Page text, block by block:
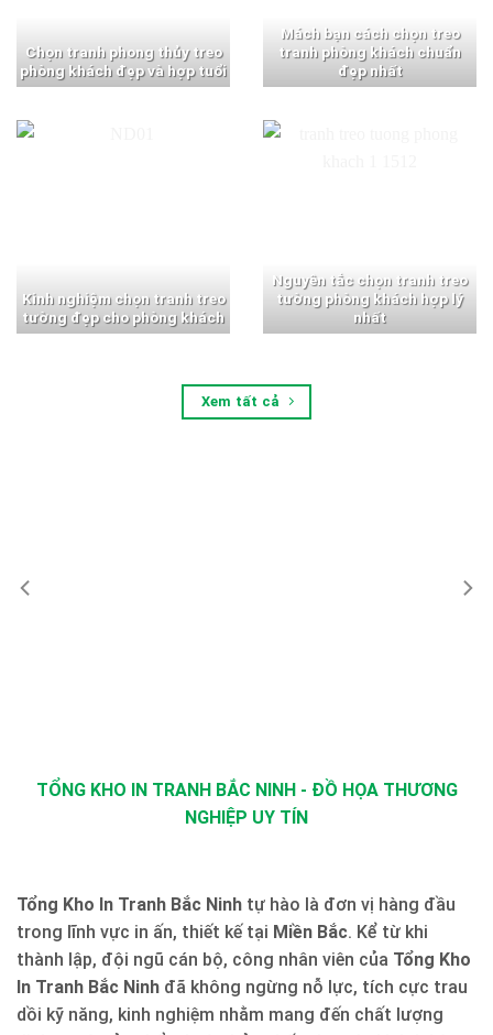
Chọn tranh phong thủy treo
phòng khách đẹp và hợp tuổi
Mách bạn cách chọn treo
tranh phòng khách chuẩn
đẹp nhất
Kinh nghiệm chọn tranh treo
tường đẹp cho phòng khách
Nguyên tắc chọn tranh treo
tường phòng khách hợp lý
nhất
Xem tất cả
TỔNG KHO IN TRANH BẮC NINH - ĐỒ HỌA THƯƠNG
NGHIỆP UY TÍN
Tổng Kho In Tranh Bắc Ninh tự hào là đơn vị hàng đầu
trong lĩnh vực in ấn, thiết kế tại Miền Bắc. Kể từ khi
thành lập, đội ngũ cán bộ, công nhân viên của Tổng Kho
In Tranh Bắc Ninh đã không ngừng nỗ lực, tích cực trau
dồi kỹ năng, kinh nghiệm nhằm mang đến chất lượng